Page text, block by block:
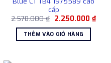
cấp
2.578.000₫ Giá
là:
2.578.000 ₫.
2.250.000 ₫Giá
THÊM VÀO GIỎ HÀNG